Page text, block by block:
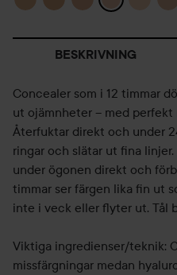
BESKRIVNING
Concealer som i 12 timmar
ut ojämnheter – med perfekt
Återfuktar direkt och under
ringar och slätar ut fina
under ögonen direkt och
timmar ser färgen lika fin ut
inte i veck eller flyter ut. Tål
Viktiga ingredienser/teknik:
missfärgningar medan